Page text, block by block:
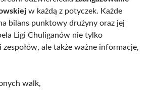
w każdą z potyczek. Każde
bilans punktowy drużyny oraz jej
Ligi Chuliganów nie tylko
ale także ważne informacje,
walk,